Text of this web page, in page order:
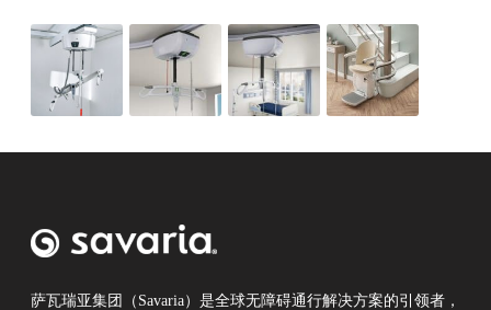
萨瓦瑞亚集团（Savaria）是全球无障碍通行解决方案的引领者，